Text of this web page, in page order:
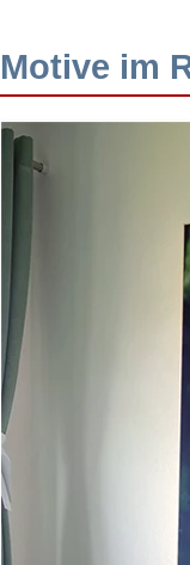
Motive im